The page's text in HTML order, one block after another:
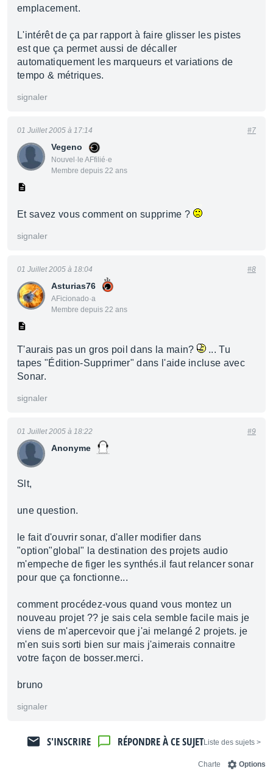
emplacement.
L'intérêt de ça par rapport à faire glisser les pistes
est que ça permet aussi de décaller
automatiquement les marqueurs et variations de
tempo & métriques.
signaler
Vegeno
Nouvel·le AFfilié·e
Membre depuis 22 ans
01 Juillet 2005 à 17:14 #7
Et savez vous comment on supprime ?
signaler
Asturias76
AFicionado·a
Membre depuis 22 ans
01 Juillet 2005 à 18:04 #8
T'aurais pas un gros poil dans la main?
... Tu
tapes "Édition-Supprimer" dans l'aide incluse avec
Sonar.
signaler
Anonyme
01 Juillet 2005 à 18:22 #9
Slt,
une question.
le fait d'ouvrir sonar, d'aller modifier dans
"option"global" la destination des projets audio
m'empeche de figer les synthés.il faut relancer sonar
pour que ça fonctionne...
comment procédez-vous quand vous montez un
nouveau projet ?? je sais cela semble facile mais je
viens de m'apercevoir que j'ai melangé 2 projets. je
m'en suis sorti bien sur mais j'aimerais connaitre
votre façon de bosser.merci.
bruno
signaler
< Liste des sujets
RÉPONDRE À CE SUJET
S'INSCRIRE
Options
Charte